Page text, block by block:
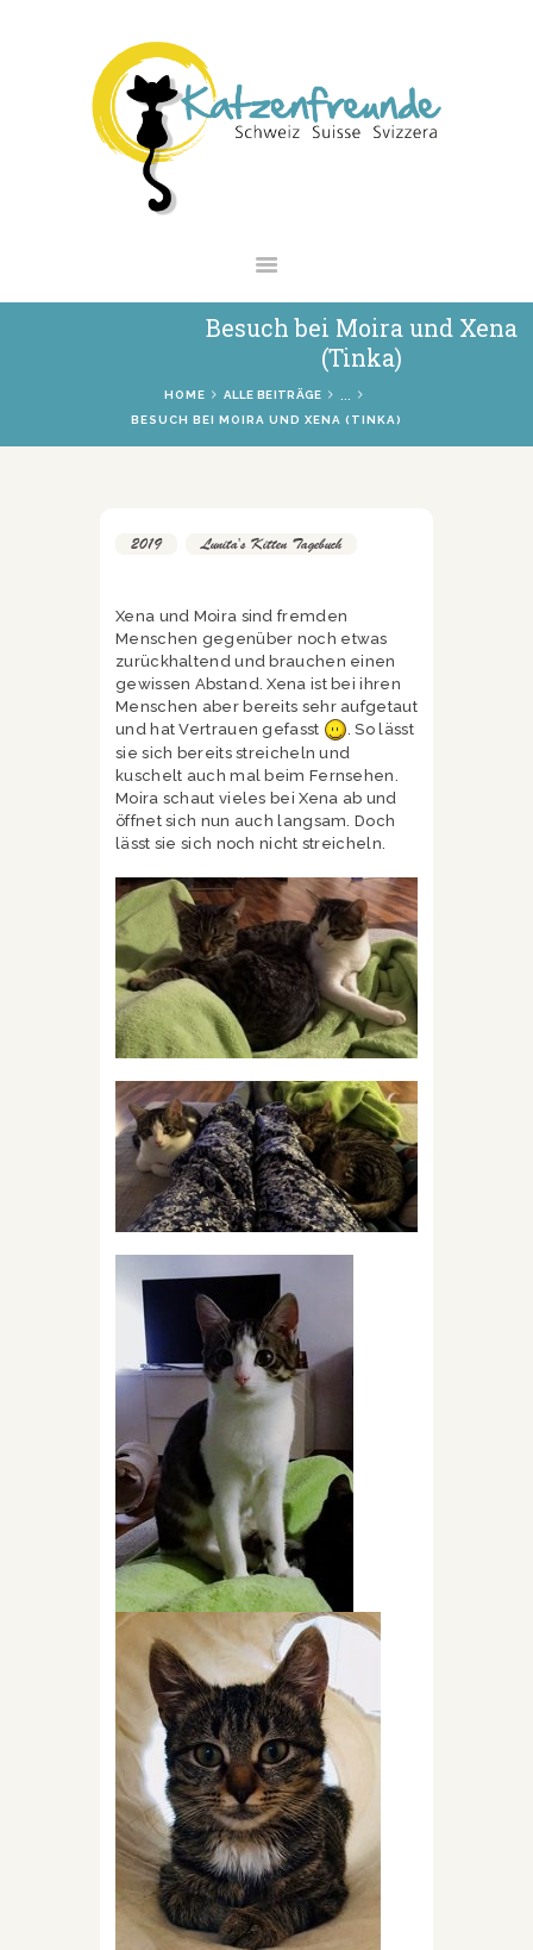
Besuch bei Moira und Xena
(Tinka)
HOME ALLE BEITRÄGE
BESUCH BEI MOIRA UND XENA (TINKA)
NEWS
VERMITTLUNG
INTERESSANTES
SHOP
2019 Lunita's Kitten Tagebuch
Xena und Moira sind fremden
Menschen gegenüber noch etwas
zurückhaltend und brauchen einen
gewissen Abstand. Xena ist bei ihren
Menschen aber bereits sehr aufgetaut
und hat Vertrauen gefasst
. So lässt
sie sich bereits streicheln und
kuschelt auch mal beim Fernsehen.
Moira schaut vieles bei Xena ab und
öffnet sich nun auch langsam. Doch
lässt sie sich noch nicht streicheln.